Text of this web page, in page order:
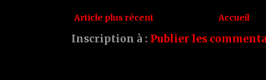
Article plus récent Accueil
Inscription à : Publier les